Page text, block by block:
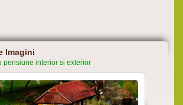
Imagini
pensiune interior si exterior